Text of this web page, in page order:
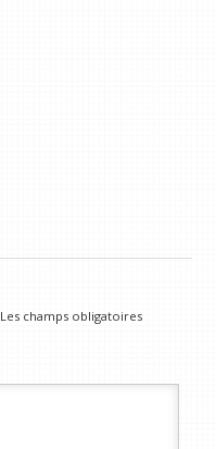
Les champs obligatoires